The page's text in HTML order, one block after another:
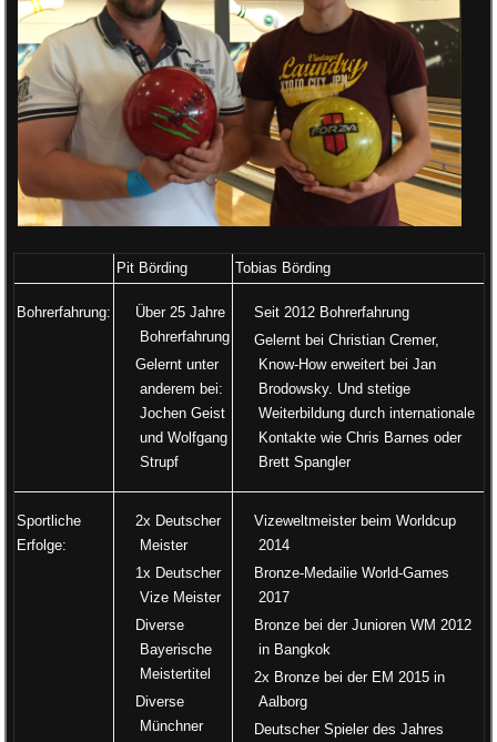
Pit Börding Tobias Börding
Bohrerfahrung:
Über 25 Jahre
Bohrerfahrung
Gelernt unter
anderem bei:
Jochen Geist
und Wolfgang
Strupf
Seit 2012 Bohrerfahrung
Gelernt bei Christian Cremer,
Know-How erweitert bei Jan
Brodowsky. Und stetige
Weiterbildung durch internationale
Kontakte wie Chris Barnes oder
Brett Spangler
Sportliche
Erfolge:
2x Deutscher
Meister
1x Deutscher
Vize Meister
Diverse
Bayerische
Meistertitel
Diverse
Münchner
Vizeweltmeister beim Worldcup
2014
Bronze-Medailie World-Games
2017
Bronze bei der Junioren WM 2012
in Bangkok
2x Bronze bei der EM 2015 in
Aalborg
Deutscher Spieler des Jahres